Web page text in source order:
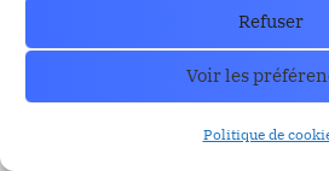
Refuser
Voir les
Politique de
Airdrops Altcoins
Binance